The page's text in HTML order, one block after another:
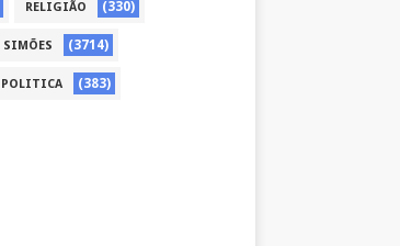
RELIGIÃO (330)
SIMÕES (3714)
POLITICA (383)